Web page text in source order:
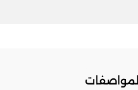
المواصفات